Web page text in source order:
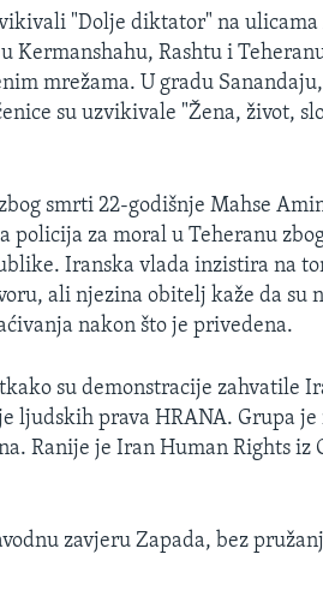
"Dolje diktator" na
Kermanshahu, Rashtu i
mrežama. U gradu
su uzvikivale "Žena, život,
smrti 22-godišnje Mahse
za moral u Teheranu
Iranska vlada inzistira na
ali njezina obitelj kaže da su
nakon što je privedena.
su demonstracije zahvatile
ljudskih prava HRANA. Grupa je
Ranije je Iran Human Rights iz
zavjeru Zapada, bez